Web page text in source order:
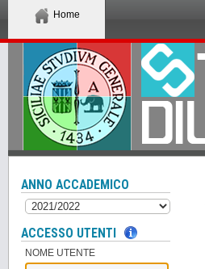
Home
ANNO ACCADEMICO
ACCESSO UTENTI
NOME UTENTE